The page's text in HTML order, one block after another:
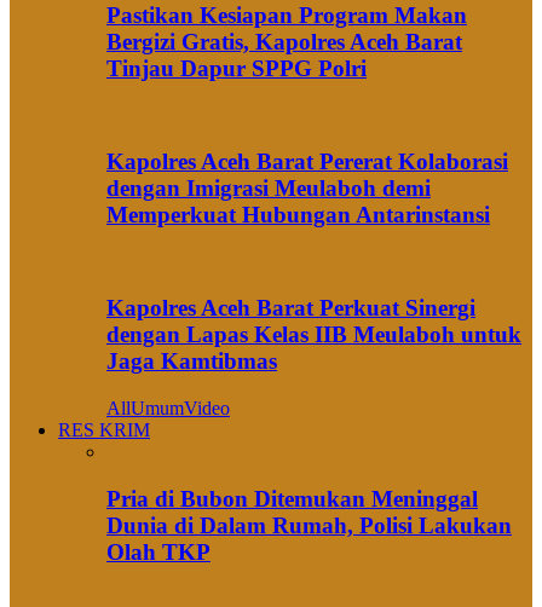
Pastikan Kesiapan Program Makan
Bergizi Gratis, Kapolres Aceh Barat
Tinjau Dapur SPPG Polri
Kapolres Aceh Barat Pererat Kolaborasi
dengan Imigrasi Meulaboh demi
Memperkuat Hubungan Antarinstansi
Kapolres Aceh Barat Perkuat Sinergi
dengan Lapas Kelas IIB Meulaboh untuk
Jaga Kamtibmas
AllUmumVideo
RES KRIM
Pria di Bubon Ditemukan Meninggal
Dunia di Dalam Rumah, Polisi Lakukan
Olah TKP